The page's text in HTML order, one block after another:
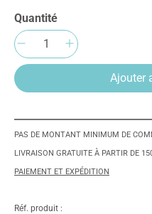
Quantité
Quantité de
Ajouter
PAS DE MONTANT MINIMUM DE
LIVRAISON GRATUITE À PARTIR DE
PAIEMENT ET EXPÉDITION
Réf. produit :